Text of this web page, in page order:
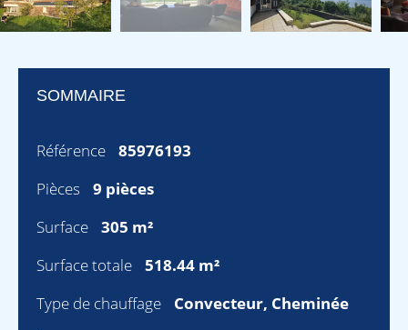
SOMMAIRE
Référence
85976193
Pièces
9 pièces
Surface
305 m²
Surface totale
518.44 m²
Type de chauffage
Convecteur, Cheminée